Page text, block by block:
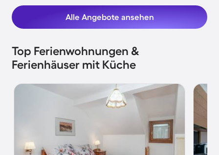
Alle Angebote ansehen
Top Ferienwohnungen &
Ferienhäuser mit Küche